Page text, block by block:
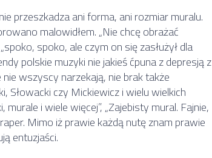
przeszkadza ani forma, ani rozmiar muralu.
malowidłem. „Nie chcę obrażać
spoko, ale czym on się zasłużył dla
polskie muzyki nie jakieś ćpuna z depresją z
wszyscy narzekają, nie brak także
Słowacki czy Mickiewicz i wielu wielkich
i wiele więcej”, „Zajebisty mural. Fajnie,
Mimo iż prawie każdą nutę znam prawie
entuzjaści.